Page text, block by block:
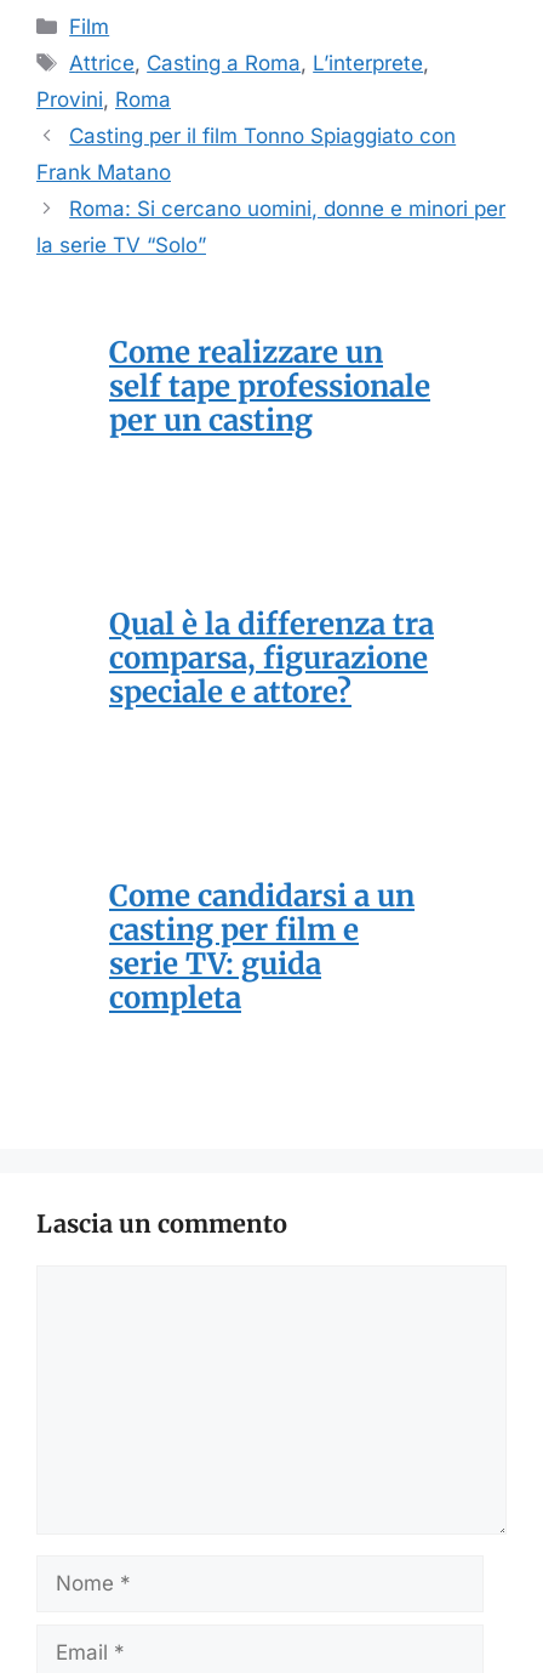
Categorie
Film
Tag
Attrice, Casting a Roma, L’interprete,
Provini, Roma
Casting per il film Tonno Spiaggiato con
Frank Matano
Roma: Si cercano uomini, donne e minori per
la serie TV “Solo”
Come realizzare un
self tape professionale
per un casting
Qual è la differenza tra
comparsa, figurazione
speciale e attore?
Come candidarsi a un
casting per film e
serie TV: guida
completa
Lascia un commento